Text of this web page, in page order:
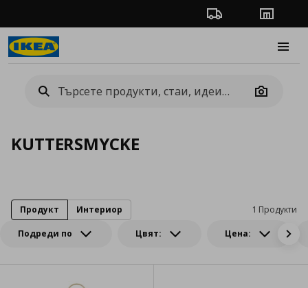
Проследяване на
Camera
KUTTERSMYCKE
Подреди по Цвят: Цена:
1 Продукти
Продукт Интериор